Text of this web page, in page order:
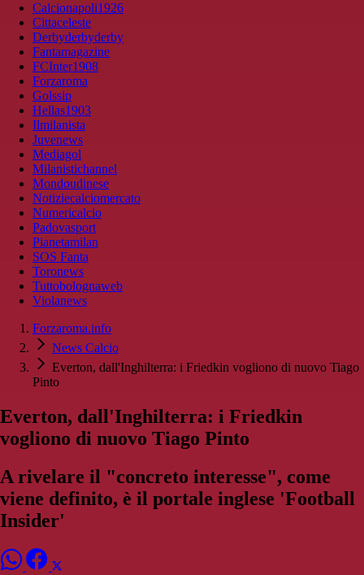
Calcionapoli1926
Cittaceleste
Derbyderbyderby
Fantamagazine
FCInter1908
Forzaroma
Golssip
Hellas1903
Ilmilanista
Juvenews
Mediagol
Milanistichannel
Mondoudinese
Notiziecalciomercato
Numericalcio
Padovasport
Pianetamilan
SOS Fanta
Toronews
Tuttobolognaweb
Violanews
Forzaroma.info
News Calcio
Everton, dall'Inghilterra: i Friedkin vogliono di nuovo Tiago
Pinto
Everton, dall'Inghilterra: i Friedkin
vogliono di nuovo Tiago Pinto
A rivelare il "concreto interesse", come
viene definito, è il portale inglese 'Football
Insider'